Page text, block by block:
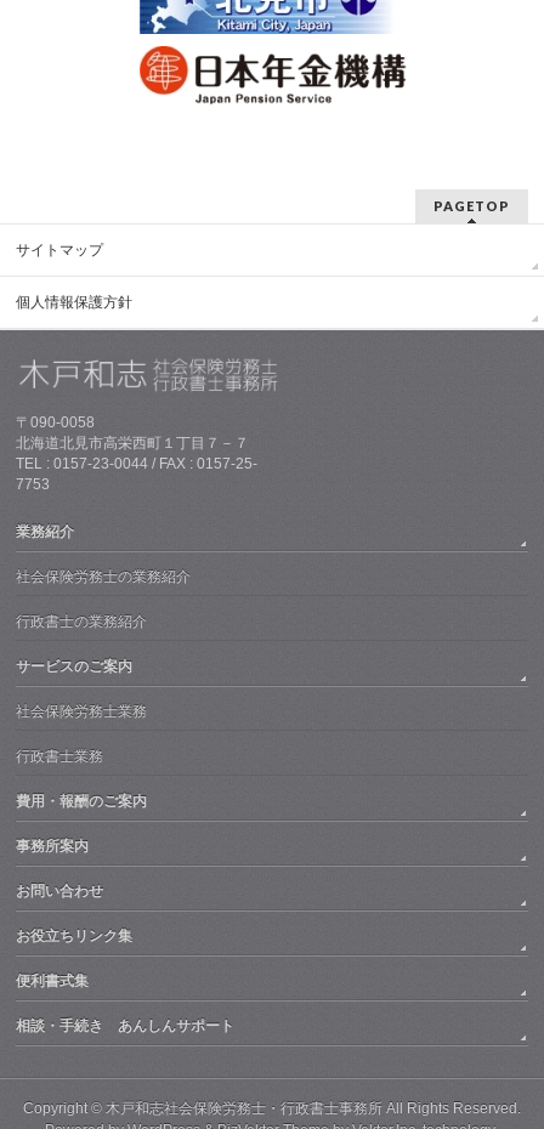
PAGETOP
サイトマップ
個人情報保護方針
〒090-0058
北海道北見市高栄西町１丁目７－７
TEL : 0157-23-0044 / FAX : 0157-25-
7753
業務紹介
社会保険労務士の業務紹介
行政書士の業務紹介
サービスのご案内
社会保険労務士業務
行政書士業務
費用・報酬のご案内
事務所案内
お問い合わせ
お役立ちリンク集
便利書式集
相談・手続き あんしんサポート
Copyright © 木戸和志社会保険労務士・行政書士事務所All Rights Reserved.